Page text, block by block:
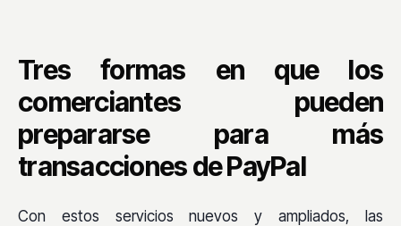
Tres formas en que los
comerciantes pueden
prepararse para más
transacciones de PayPal
Con estos servicios nuevos y ampliados, las